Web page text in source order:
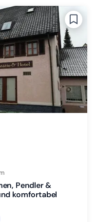
1 wechseln
2 wechseln
3 wechseln
4 wechseln
5 wechseln
6 wechseln
Pendler &
komfortabel